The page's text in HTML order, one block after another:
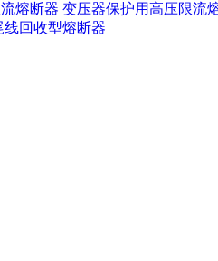
变压器保护用高压限流
线回收型熔断器